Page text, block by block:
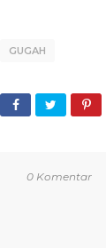
GUGAH
0 Komentar